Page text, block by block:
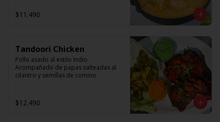
$11.490
Tandoori Chicken
Pollo asado al estilo Indio.
Acompañado de papas salteadas al
cilantro y semillas de comino
$12.490